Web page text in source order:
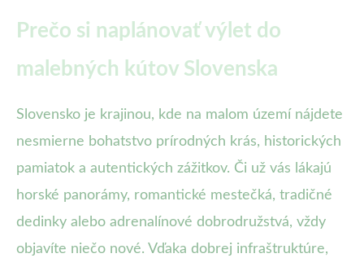
Prečo si naplánovať výlet do
malebných kútov Slovenska
Slovensko je krajinou, kde na malom území nájdete
nesmierne bohatstvo prírodných krás, historických
pamiatok a autentických zážitkov. Či už vás lákajú
horské panorámy, romantické mestečká, tradičné
dedinky alebo adrenalínové dobrodružstvá, vždy
objavíte niečo nové. Vďaka dobrej infraštruktúre,